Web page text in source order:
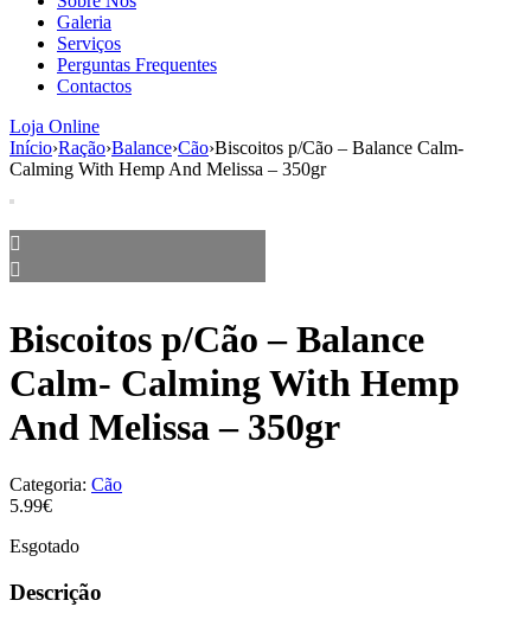
Galeria
Serviços
Perguntas Frequentes
Contactos
Loja Online
Início›Ração›Balance›Cão›Biscoitos p/Cão – Balance Calm-
Calming With Hemp And Melissa – 350gr
Biscoitos p/Cão – Balance
Calm- Calming With Hemp
And Melissa – 350gr
Categoria: Cão
5.99€
Esgotado
Descrição
aumenta a
probabilidade
de ver
conteúdo e
ofertas